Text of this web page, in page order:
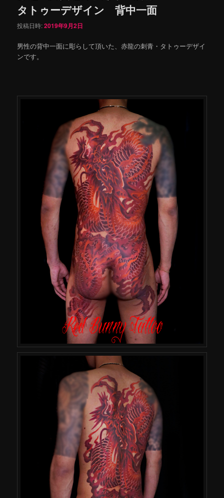
タトゥーデザイン 背中一面
投稿日時:2019年9月2日
男性の背中一面に彫らして頂いた、赤龍の刺青・タトゥーデザイ
ンです。